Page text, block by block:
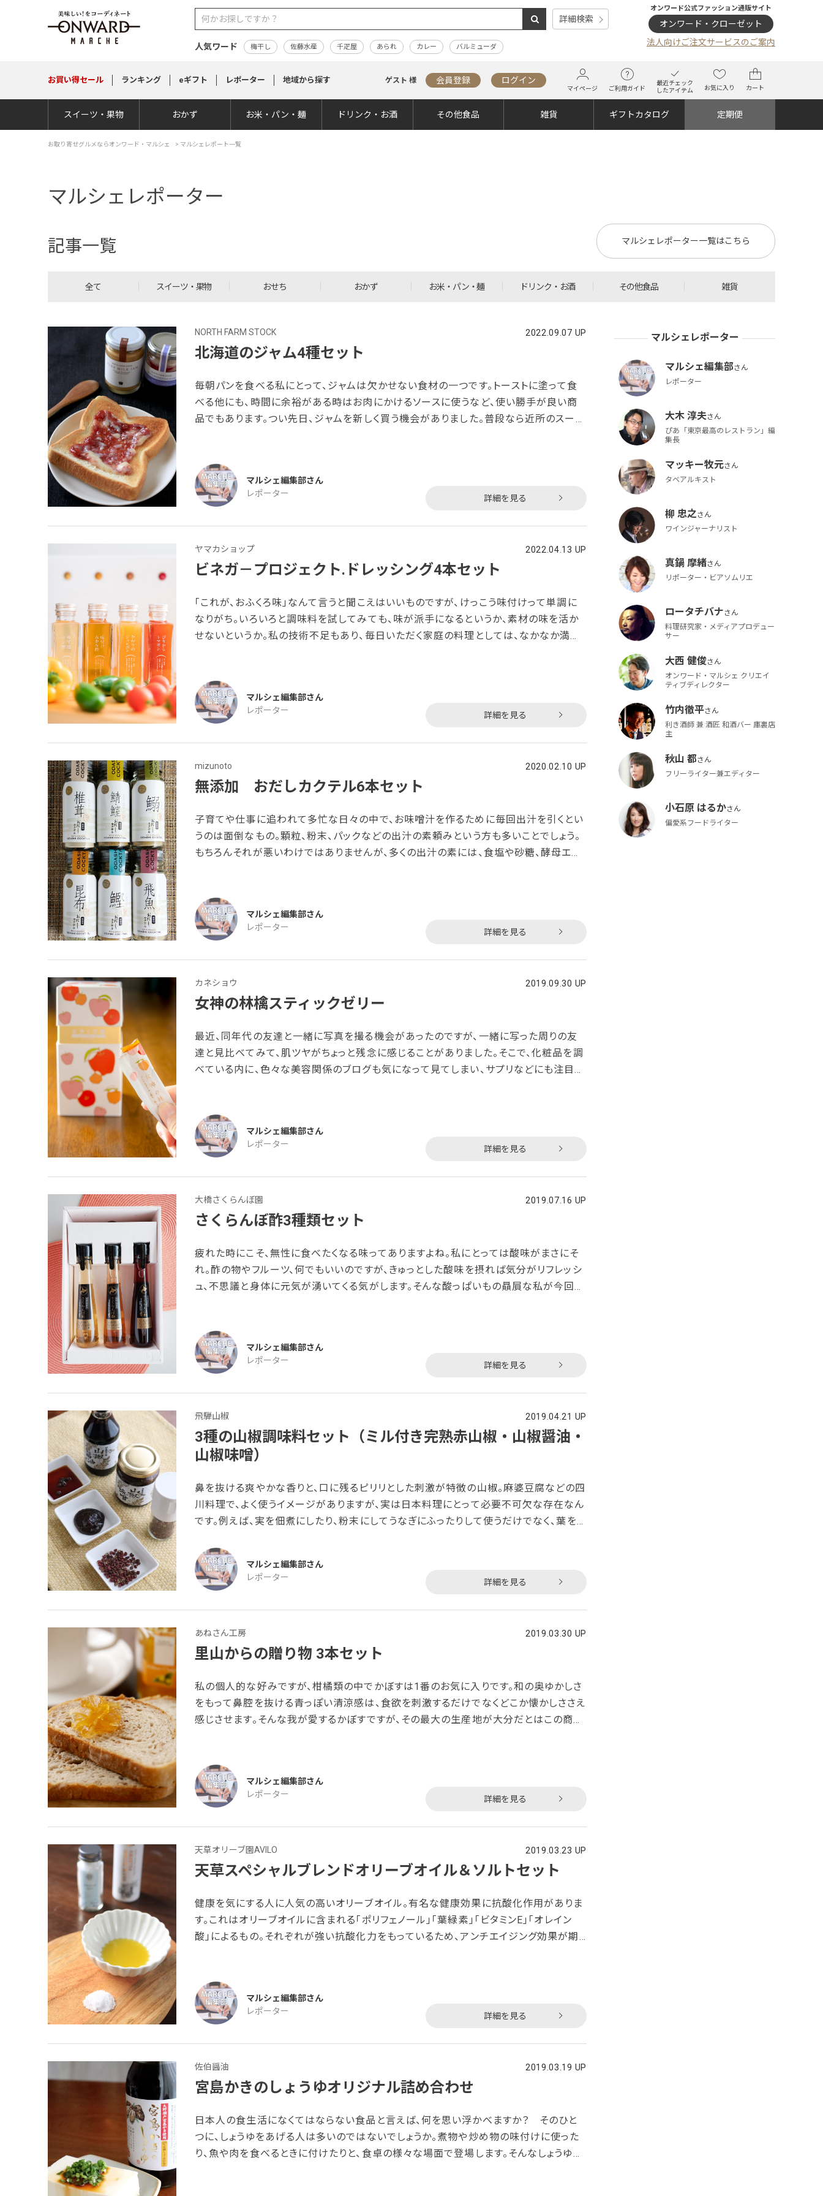
詳細検索
人気ワード 梅干し 佐藤水産 千疋屋 あられ カレー バルミューダ
オンワード公式ファッション通販サイト
オンワード・クローゼット
法人向けご注文サービスのご案内
お買い得セール ランキング eギフト レポーター 地域から探す ゲスト 様 会員登録 ログイン
マイページ ご利用ガイド
最近チェック
したアイテム
お気に入り カート
スイーツ・果物 おかず お米・パン・麺 ドリンク・お酒 その他食品 雑貨 ギフトカタログ 定期便
お取り寄せグルメならオンワード・マルシェ > マルシェレポート一覧
マルシェレポーター
記事一覧 マルシェレポーター一覧はこちら
全て スイーツ・果物 おせち おかず お米・パン・麺 ドリンク・お酒 その他食品 雑貨
NORTH FARM STOCK
北海道のジャム4種セット
2022.09.07 UP
毎朝パンを食べる私にとって、ジャムは欠かせない食材の一つです。トーストに塗って食
べる他にも、時間に余裕がある時はお肉にかけるソースに使うなど、使い勝手が良い商
品でもあります。つい先日、ジャムを新しく買う機会がありました。普段なら近所のスーパ
美しいジャムが現れました。こちらの逸品をよく見ると、ミルクジャムと果肉のジャムが1
つのビンに入っています。これは珍しいですね。 今回お
マルシェ編集部
レポーター
詳細を見る
ヤマカショップ
ビネガ－プロジェクト.ドレッシング4本セット
2022.04.13 UP
「これが、おふくろ味」なんて言うと聞こえはいいものですが、けっこう味付けって単調に
なりがち。いろいろと調味料を試してみても、味が派手になるというか、素材の味を活か
せないというか。私の技術不足もあり、毎日いただく家庭の料理としては、なかなか満足
た「ビネガ－プロジェクト.ドレッシング4本セット」を試してみようと思います。さんざん味
付けの話をしておいて申し訳ないのです
マルシェ編集部
レポーター
詳細を見る
mizunoto
無添加 おだしカクテル6本セット
2020.02.10 UP
子育てや仕事に追われて多忙な日々の中で、お味噌汁を作るために毎回出汁を引くとい
うのは面倒なもの。顆粒、粉末、パックなどの出汁の素頼みという方も多いことでしょう。
もちろんそれが悪いわけではありませんが、多くの出汁の素には、食塩や砂糖、酵母エキ
ダー状で瓶に入っているので、出来上がったお料理にそのまま振りかけるだけで旨味を
アップさせることができるという優れものなのです。「無添加おだしカクテル」は天然
マルシェ編集部
レポーター
詳細を見る
カネショウ
女神の林檎スティックゼリー
2019.09.30 UP
最近、同年代の友達と一緒に写真を撮る機会があったのですが、一緒に写った周りの友
達と見比べてみて、肌ツヤがちょっと残念に感じることがありました。そこで、化粧品を調
べている内に、色々な美容関係のブログも気になって見てしまい、サプリなどにも注目。
品の説明文を読んでみたら、探していた理想の物にピッタリ。プロテオグリカンと黒りん
ご酢が配合された、香料、保存料、着色料、甘味料を一切使わないお酢のゼリーと書いて
あり、気になっ
マルシェ編集部
レポーター
詳細を見る
大橋さくらんぼ園
さくらんぼ酢3種類セット
2019.07.16 UP
疲れた時にこそ、無性に食べたくなる味ってありますよね。私にとっては酸味がまさにそ
れ。酢の物やフルーツ、何でもいいのですが、きゅっとした酸味を摂れば気分がリフレッシ
ュ、不思議と身体に元気が湧いてくる気がします。そんな酸っぱいもの贔屓な私が今回オ
けた本商品。酸っぱいもの好きだからこそのこだわりで、新しいお酢選びには慎重なので
すが、「生産者が確かなこちらであれば」とお取り寄せしてみることに。『
マルシェ編集部
レポーター
詳細を見る
飛騨山椒
3種の山椒調味料セット（ミル付き完熟赤山椒・山椒醤油・
山椒味噌）
2019.04.21 UP
鼻を抜ける爽やかな香りと、口に残るピリリとした刺激が特徴の山椒。麻婆豆腐などの四
川料理で、よく使うイメージがありますが、実は日本料理にとって必要不可欠な存在なん
です。例えば、実を佃煮にしたり、粉末にしてうなぎにふったりして使うだけでなく、葉をお
節の表現として用いられることも多いのだとか。「3種の山椒調味料セット（ミル付き完熟
赤山椒・山椒醤油・山椒味噌）」は、山椒の豊かな香りと独特の刺激が存分に味わえる調
味料のセットです。パウダーにして使うタイプと山椒入りの味噌と醤油、そのまま料理に
マルシェ編集部
レポーター
詳細を見る
あねさん工房
里山からの贈り物 3本セット
2019.03.30 UP
私の個人的な好みですが、柑橘類の中でかぼすは1番のお気に入りです。和の奥ゆかしさ
をもって鼻腔を抜ける青っぽい清涼感は、食欲を刺激するだけでなくどこか懐かしささえ
感じさせます。そんな我が愛するかぼすですが、その最大の生産地が大分だとはこの商品
が作る「里山からの贈り物3本セット」をレポートいたします。 「地元の女性が活躍する場
を作りたい」という創業者の思いで平成21年に設立した『
マルシェ編集部
レポーター
詳細を見る
天草オリーブ園AVILO
天草スペシャルブレンドオリーブオイル＆ソルトセット
2019.03.23 UP
健康を気にする人に人気の高いオリーブオイル。有名な健康効果に抗酸化作用がありま
す。これはオリーブオイルに含まれる「ポリフェノール」「葉緑素」「ビタミンE」「オレイン
酸」によるもの。それぞれが強い抗酸化力をもっているため、アンチエイジング効果が期
平成22年から取り組んでいるのが、鹿児島県の天草市です。「オリーブの島づくり推進計
画」を策定し、行政も一体となってオリーブの栽培、オリーブオイルの製造、販売を推し進
めています。
マルシェ編集部
レポーター
詳細を見る
佐伯醤油
宮島かきのしょうゆオリジナル詰め合わせ
2019.03.19 UP
日本人の食生活になくてはならない食品と言えば、何を思い浮かべますか？ そのひと
つに、しょうゆをあげる人は多いのではないでしょうか。煮物や炒め物の味付けに使った
り、魚や肉を食べるときに付けたりと、食卓の様々な場面で登場します。そんなしょうゆを
マルシェレポーター
マルシェ編集部
レポーター
大木 淳夫
ぴあ「東京最高のレストラン」編
集長
マッキー牧元
タベアルキスト
柳 忠之
ワインジャーナリスト
真鍋 摩緒
リポーター・ビアソムリエ
ロータチバナ
料理研究家・メディアプロデュー
サー
大西 健俊
オンワード・マルシェ クリエイ
ティブディレクター
竹内徹平
利き酒師 兼 酒匠 和酒バー 庫裏店
主
秋山 都
フリーライター兼エディター
小石原 はるか
偏愛系フードライター